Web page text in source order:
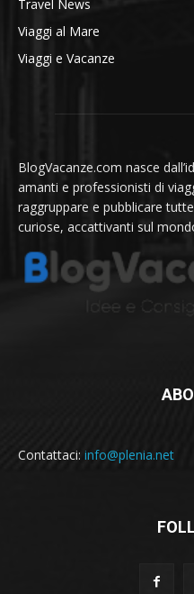
Travel News
Viaggi al Mare
Viaggi e Vacanze
BlogVacanze.com nasce
amanti e professionisti di
raggruppare e pubblicare
curiose, accattivanti sul
Contattaci: info@plenia.net